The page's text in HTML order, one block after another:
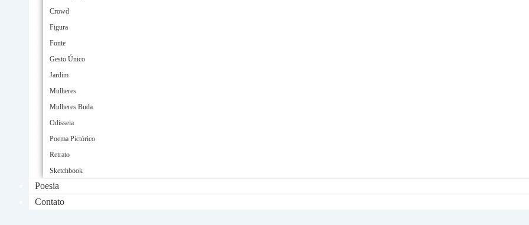
Crowd
Figura
Fonte
Gesto Único
Jardim
Mulheres
Mulheres Buda
Odisseia
Poema Pictórico
Retrato
Sketchbook
Poesia
Contato